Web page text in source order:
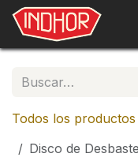
Ir al contenido
Todos los productos
Disco de